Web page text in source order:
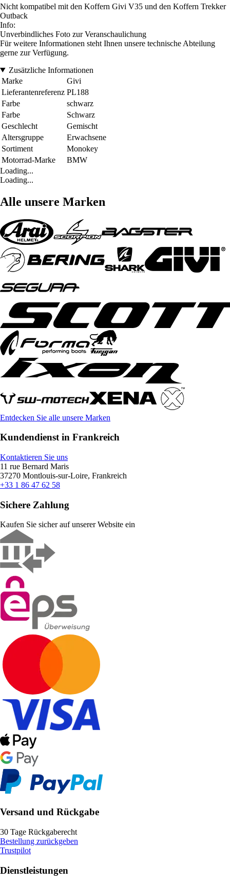
Nicht kompatibel mit den Koffern Givi V35 und den Koffern Trekker
Outback
Info:
Unverbindliches Foto zur Veranschaulichung
Für weitere Informationen steht Ihnen unsere technische Abteilung
gerne zur Verfügung.
Zusätzliche Informationen
Marke
Givi
Lieferantenreferenz PL188
Farbe
schwarz
Farbe
Schwarz
Geschlecht
Gemischt
Altersgruppe
Erwachsene
Sortiment
Monokey
Motorrad-Marke
BMW
Loading...
Loading...
Alle unsere Marken
Entdecken Sie alle unsere Marken
Kundendienst in Frankreich
Kontaktieren Sie uns
11 rue Bernard Maris
37270 Montlouis-sur-Loire, Frankreich
+33 1 86 47 62 58
Sichere Zahlung
Kaufen Sie sicher auf unserer Website ein
Versand und Rückgabe
30 Tage Rückgaberecht
Bestellung zurückgeben
Trustpilot
Dienstleistungen